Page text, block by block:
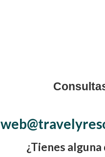
¿Tienes alguna